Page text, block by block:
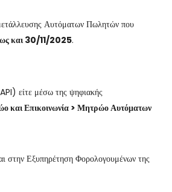
Αυτόματων Πωλητών που
και 30/11/2025.
είτε μέσω της ψηφιακής
και Επικοινωνία > Μητρώο Αυτόματων
στην Εξυπηρέτηση Φορολογουμένων της